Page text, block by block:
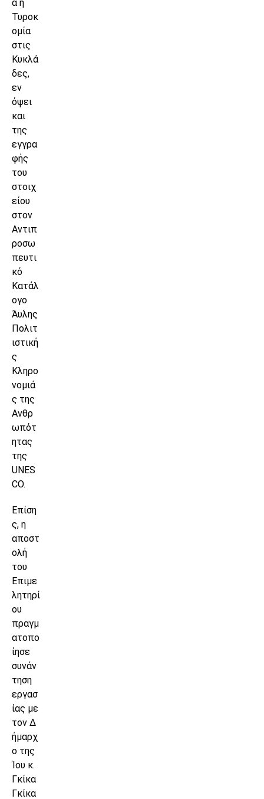
α η
Τυροκ
ομία
στις
Κυκλά
δες,
εν
όψει
και
της
εγγρα
φής
του
στοιχ
είου
στον
Αντιπ
ροσω
πευτι
κό
Κατάλ
ογο
Άυλης
Πολιτ
ιστική
ς
Κληρο
νομιά
ς της
Ανθρ
ωπότ
ητας
της
UNES
CO.
Επίση
ς, η
αποστ
ολή
του
Επιμε
λητηρί
ου
πραγμ
ατοπο
ίησε
συνάν
τηση
εργασ
ίας με
τον Δ
ήμαρχ
ο της
Ίου κ.
Γκίκα
Γκίκα